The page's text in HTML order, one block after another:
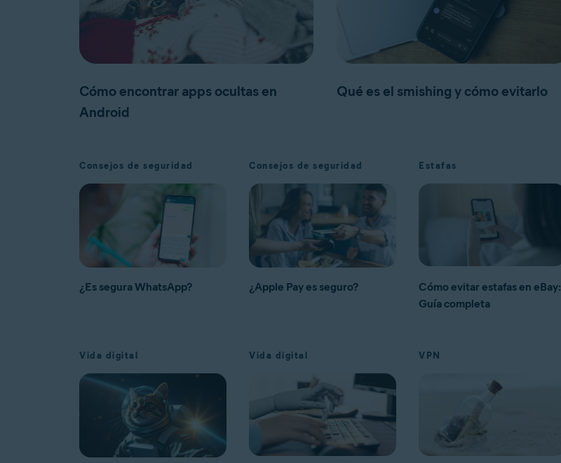
Cómo encontrar apps ocultas en
Android
Qué es el smishing y cómo evitarlo
Consejos de seguridad
¿Es segura WhatsApp?
Consejos de seguridad
¿Apple Pay es seguro?
Estafas
Cómo evitar estafas en eBay:
Guía completa
Vida digital Vida digital VPN